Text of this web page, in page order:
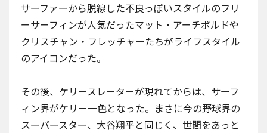
サーファーから脱線した不良っぽいスタイルのフリ
ーサーフィンが人気だったマット・アーチボルドや
クリスチャン・フレッチャーたちがライフスタイル
のアイコンだった。
その後、ケリースレーターが現れてからは、サーフ
ィン界がケリー一色となった。まさに今の野球界の
スーパースター、大谷翔平と同じく、世間をあっと